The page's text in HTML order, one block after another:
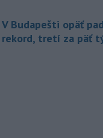
V Budapešti opäť
rekord, tretí za päť